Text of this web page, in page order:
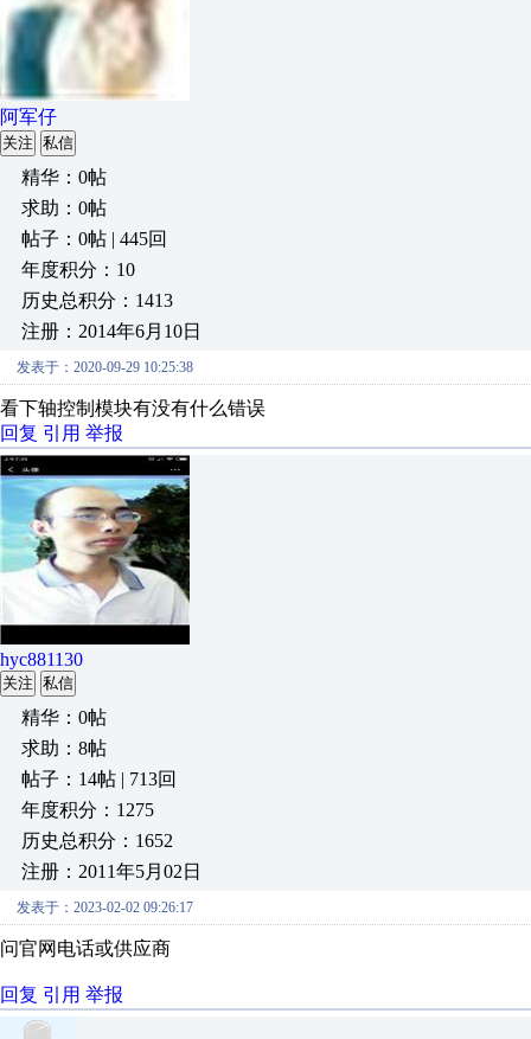
阿军仔
关注 私信
精华：0帖
求助：0帖
帖子：0帖 | 445回
年度积分：10
历史总积分：1413
注册：2014年6月10日
发表于：2020-09-29 10:25:38
看下轴控制模块有没有什么错误
回复 引用 举报
hyc881130
关注 私信
精华：0帖
求助：8帖
帖子：14帖 | 713回
年度积分：1275
历史总积分：1652
注册：2011年5月02日
发表于：2023-02-02 09:26:17
问官网电话或供应商
回复 引用 举报